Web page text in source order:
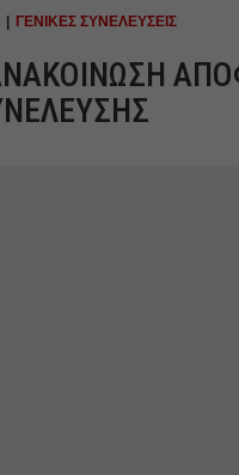
ΓΕΝΙΚΕΣ ΣΥΝΕΛΕΥΣΕΙΣ